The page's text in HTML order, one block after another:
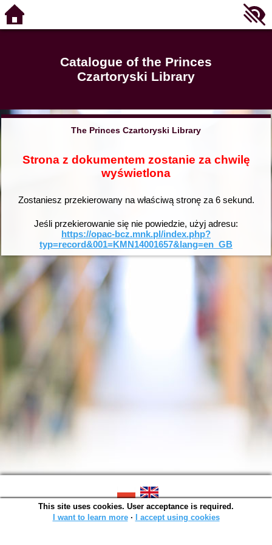
Catalogue of the Princes
Czartoryski Library
The Princes Czartoryski Library
Strona z dokumentem zostanie za chwilę
wyświetlona
Zostaniesz przekierowany na właściwą stronę za 6sekund.
Jeśli przekierowanie się nie powiedzie, użyj adresu:
https://opac-bcz.mnk.pl/index.php?
typ=record&001=KMN14001657&lang=en_GB
SOWA OPAC v. 6.11.10 (2026-07-24)
Generated in 0,0014 s.
This site uses cookies. User acceptance is required.
I want to learn more∙ I accept using cookies